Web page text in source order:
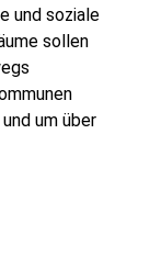
und soziale
sollen
um über